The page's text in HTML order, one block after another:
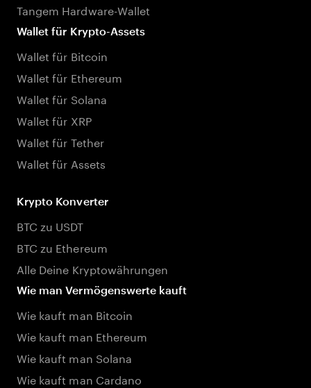
Tangem Hardware-Wallet
Wallet für Krypto-Assets
Wallet für Bitcoin
Wallet für Ethereum
Wallet für Solana
Wallet für XRP
Wallet für Tether
Wallet für Assets
Krypto Konverter
BTC zu USDT
BTC zu Ethereum
Alle Deine Kryptowährungen
Wie man Vermögenswerte kauft
Wie kauft man Bitcoin
Wie kauft man Ethereum
Wie kauft man Solana
Wie kauft man Cardano